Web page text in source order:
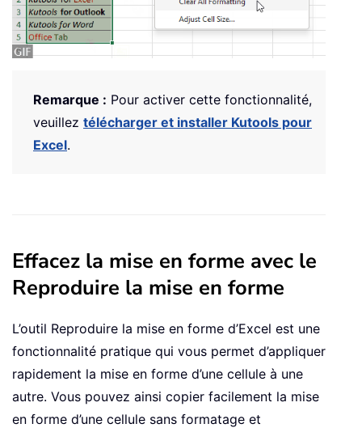
Remarque : Pour activer cette fonctionnalité,
veuillez télécharger et installer Kutools pour
Excel.
Effacez la mise en forme avec le
Reproduire la mise en forme
L’outil Reproduire la mise en forme d’Excel est une
fonctionnalité pratique qui vous permet d’appliquer
rapidement la mise en forme d’une cellule à une
autre. Vous pouvez ainsi copier facilement la mise
en forme d’une cellule sans formatage et